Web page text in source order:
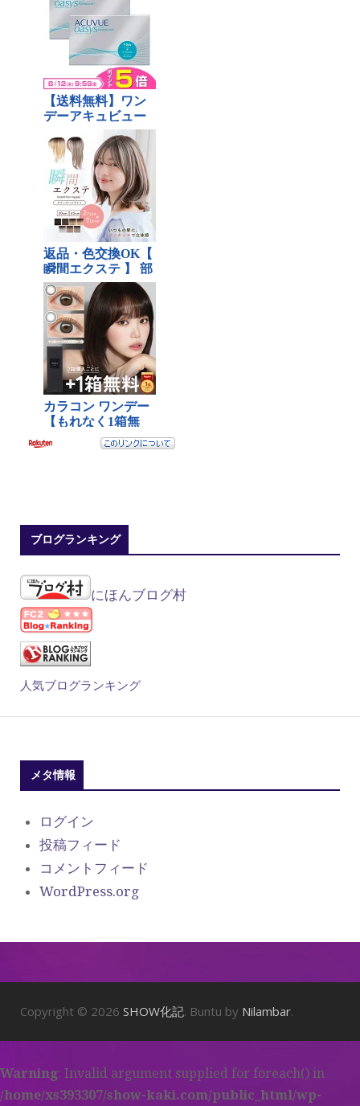
ブログランキング
にほんブログ村
人気ブログランキング
メタ情報
ログイン
投稿フィード
コメントフィード
WordPress.org
Copyright © 2026 SHOW化記. Buntu by Nilambar.
Warning: Invalid argument supplied for foreach() in
/home/xs393307/show-kaki.com/public_html/wp-